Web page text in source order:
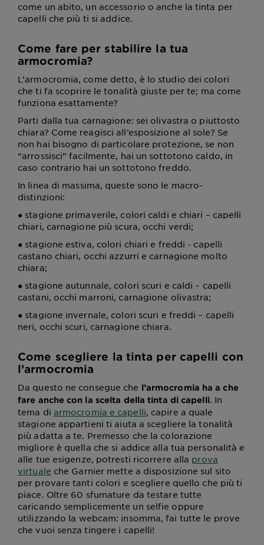
come un abito, un accessorio o anche la tinta per
capelli che più ti si addice.
Come fare per stabilire la tua
armocromia?
L’armocromia, come detto, è lo studio dei colori
che ti fa scoprire le tonalità giuste per te; ma come
funziona esattamente?
Parti dalla tua carnagione: sei olivastra o piuttosto
chiara? Come reagisci all’esposizione al sole? Se
non hai bisogno di particolare protezione, se non
“arrossisci” facilmente, hai un sottotono caldo, in
caso contrario hai un sottotono freddo.
In linea di massima, queste sono le macro-
distinzioni:
● stagione primaverile, colori caldi e chiari – capelli
chiari, carnagione più scura, occhi verdi;
● stagione estiva, colori chiari e freddi - capelli
castano chiari, occhi azzurri e carnagione molto
chiara;
● stagione autunnale, colori scuri e caldi – capelli
castani, occhi marroni, carnagione olivastra;
● stagione invernale, colori scuri e freddi – capelli
neri, occhi scuri, carnagione chiara.
Come scegliere la tinta per capelli con
l’armocromia
Da questo ne consegue che l’armocromia ha a che
fare anche con la scelta della tinta di capelli. In
tema di armocromia e capelli, capire a quale
stagione appartieni ti aiuta a scegliere la tonalità
più adatta a te. Premesso che la colorazione
migliore è quella che si addice alla tua personalità e
alle tue esigenze, potresti ricorrere alla prova
virtuale che Garnier mette a disposizione sul sito
per provare tanti colori e scegliere quello che più ti
piace. Oltre 60 sfumature da testare tutte
caricando semplicemente un selfie oppure
utilizzando la webcam: insomma, fai tutte le prove
che vuoi senza tingere i capelli!